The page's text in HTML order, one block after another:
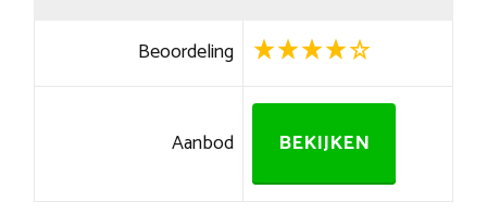
Beoordeling
Aanbod BEKIJKEN